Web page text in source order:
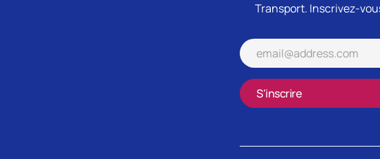
Transport. Inscrivez-